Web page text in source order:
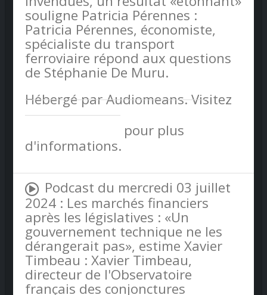
souligne Patricia Pérennes :
Patricia Pérennes, économiste,
spécialiste du transport
ferroviaire répond aux questions
de Stéphanie De Muru.
Hébergé par Audiomeans. Visitez
audiomeans.fr/politique-de-
pour plus
d'informations.
Podcast du mercredi 03 juillet
2024 : Les marchés financiers
après les législatives : «Un
gouvernement technique ne les
dérangerait pas», estime Xavier
Timbeau : Xavier Timbeau,
directeur de l'Observatoire
français des conjonctures